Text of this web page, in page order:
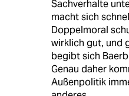
Sachverhalte
macht sich
Doppelmoral
wirklich gut, und
begibt sich
Genau daher
Außenpolitik